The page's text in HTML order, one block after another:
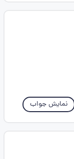
نمایش جواب